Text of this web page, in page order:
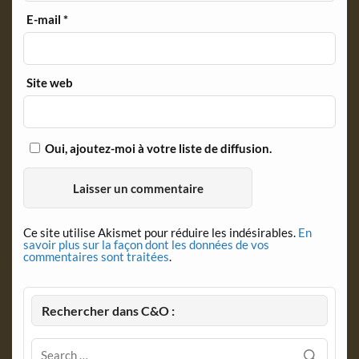
E-mail*
Site web
Oui, ajoutez-moi à votre liste de diffusion.
Ce site utilise Akismet pour réduire les indésirables. En
savoir plus sur la façon dont les données de vos
commentaires sont traitées
Rechercher dans C&O :